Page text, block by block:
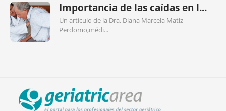
Importancia de las caídas en l...
Un artículo de la Dra. Diana Marcela Matiz
Perdomo,médi...